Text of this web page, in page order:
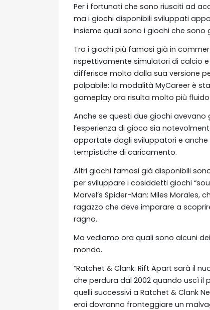
Per i fortunati che sono riusciti ad
ma i giochi disponibili sviluppati
insieme quali sono i giochi che
Tra i giochi più famosi già in
rispettivamente simulatori di calcio e
differisce molto dalla sua versione
palpabile: la modalità MyCareer è
gameplay ora risulta molto più
Anche se questi due giochi
l’esperienza di gioco sia
apportate dagli sviluppatori e
tempistiche di caricamento.
Altri giochi famosi già disponibili
per sviluppare i cosiddetti giochi
Marvel’s Spider-Man: Miles Morales,
ragazzo che deve imparare a
ragno.
Ma vediamo ora quali sono alcuni
mondo.
“Ratchet & Clank: Rift Apart sarà il
che perdura dal 2002 quando uscì il
quelli successivi a Ratchet & Clank
eroi dovranno fronteggiare un